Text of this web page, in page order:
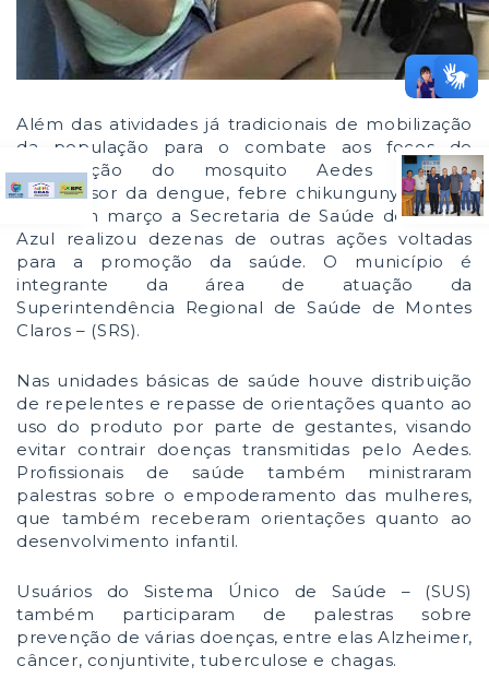
Além das atividades já tradicionais de mobilização
da população para o combate aos focos de
proliferação do mosquito Aedes aegypti,
transmissor da dengue, febre chikungunya e zika
vírus, em março a Secretaria de Saúde de Monte
Azul realizou dezenas de outras ações voltadas
para a promoção da saúde. O município é
integrante da área de atuação da
Superintendência Regional de Saúde de Montes
Claros – (SRS).
Nas unidades básicas de saúde houve distribuição
de repelentes e repasse de orientações quanto ao
uso do produto por parte de gestantes, visando
evitar contrair doenças transmitidas pelo Aedes.
Profissionais de saúde também ministraram
palestras sobre o empoderamento das mulheres,
que também receberam orientações quanto ao
desenvolvimento infantil.
Usuários do Sistema Único de Saúde – (SUS)
também participaram de palestras sobre
prevenção de várias doenças, entre elas Alzheimer,
câncer, conjuntivite, tuberculose e chagas.